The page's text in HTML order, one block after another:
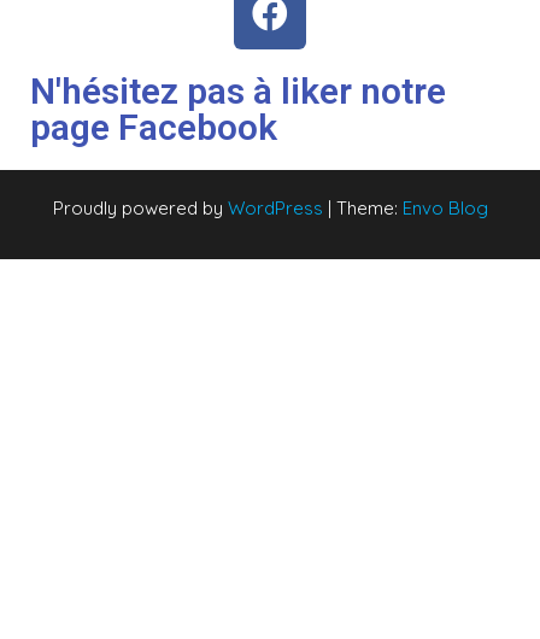
N'hésitez pas à liker notre
page Facebook
Proudly powered by WordPress | Theme: Envo Blog